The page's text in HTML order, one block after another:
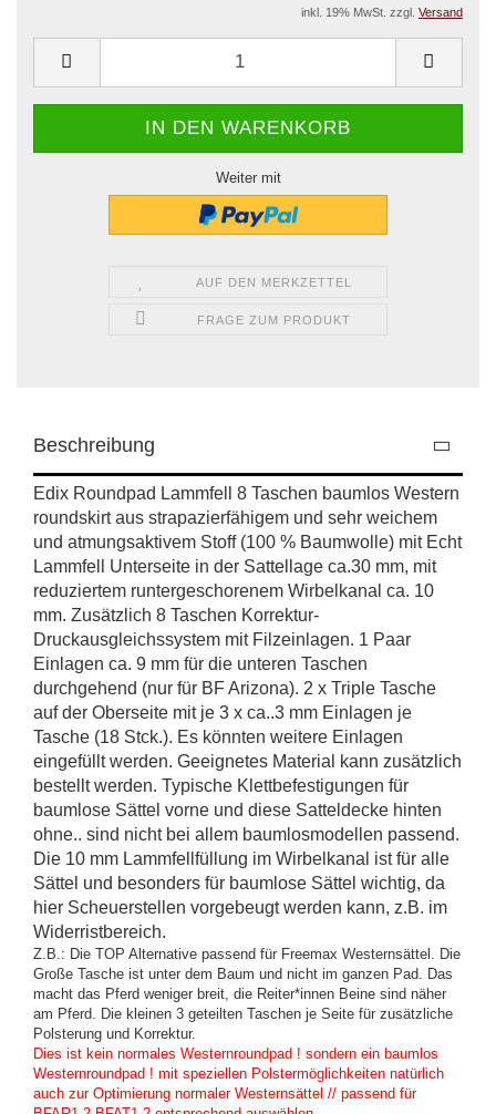
inkl. 19% MwSt. zzgl. Versand
Weiter mit
AUF DEN MERKZETTEL
FRAGE ZUM PRODUKT
Beschreibung
Edix Roundpad Lammfell 8 Taschen baumlos Western
roundskirtaus strapazierfähigem und sehr weichem
und atmungsaktivem Stoff (100 % Baumwolle) mit Echt
Lammfell Unterseite in der Sattellage ca.30 mm, mit
reduziertem runtergeschorenem Wirbelkanal ca. 10
mm. Zusätzlich 8 Taschen Korrektur-
Druckausgleichssystem mit Filzeinlagen. 1 Paar
Einlagen ca. 9 mm für die unteren Taschen
durchgehend (nur für BF Arizona). 2 x Triple Tasche
auf der Oberseite mit je 3 x ca..3 mm Einlagen je
Tasche (18 Stck.). Es könnten weitere Einlagen
eingefüllt werden. Geeignetes Material kann zusätzlich
bestellt werden. Typische Klettbefestigungen für
baumlose Sättel vorne und diese Satteldecke hinten
ohne.. sind nicht bei allem baumlosmodellen passend.
Die 10 mm Lammfellfüllung im Wirbelkanal ist für alle
Sättel und besonders für baumlose Sättel wichtig, da
hier Scheuerstellen vorgebeugt werden kann, z.B. im
Widerristbereich.
Z.B.: Die TOP Alternative passend für Freemax Westernsättel. Die
Große Tasche ist unter dem Baum und nicht im ganzen Pad. Das
macht das Pferd weniger breit, die Reiter*innen Beine sind näher
am Pferd. Die kleinen 3 geteilten Taschen je Seite für zusätzliche
Polsterung und Korrektur.
Dies ist kein normales Westernroundpad ! sondern ein baumlos
Westernroundpad ! mit speziellen Polstermöglichkeiten natürlich
auch zur Optimierung normaler Westernsättel // passend für